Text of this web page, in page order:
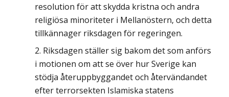
resolution för att skydda kristna och andra
religiösa minoriteter i Mellanöstern, och detta
tillkännager riksdagen för regeringen.
Riksdagen ställer sig bakom det som anförs
i motionen om att se över hur Sverige kan
stödja återuppbyggandet och återvändandet
efter terrorsekten Islamiska statens